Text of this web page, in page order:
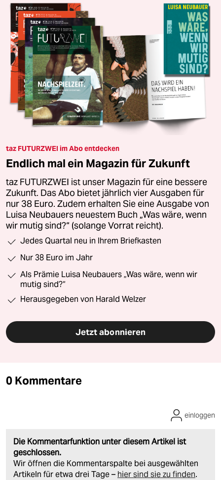
taz FUTURZWEI im Abo entdecken
Endlich mal ein Magazin für Zukunft
taz FUTURZWEI ist unser Magazin für eine bessere
Zukunft. Das Abo bietet jährlich vier Ausgaben für
nur 38 Euro. Zudem erhalten Sie eine Ausgabe von
Luisa Neubauers neuestem Buch „Was wäre, wenn
wir mutig sind?“ (solange Vorrat reicht).
Jedes Quartal neu in Ihrem Briefkasten
Nur 38 Euro im Jahr
Als Prämie Luisa Neubauers „Was wäre, wenn wir
mutig sind?“
Herausgegeben von Harald Welzer
Jetzt abonnieren
0 Kommentare
Die Kommentarfunktion unter diesem Artikel ist
geschlossen.
Wir öffnen die Kommentarspalte bei ausgewählten
Artikeln für etwa drei Tage – hier sind sie zu finden.
einloggen